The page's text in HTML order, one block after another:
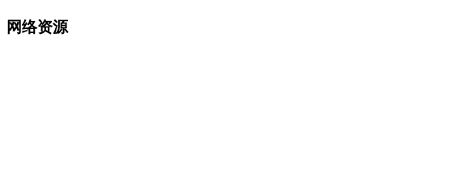
网络资源